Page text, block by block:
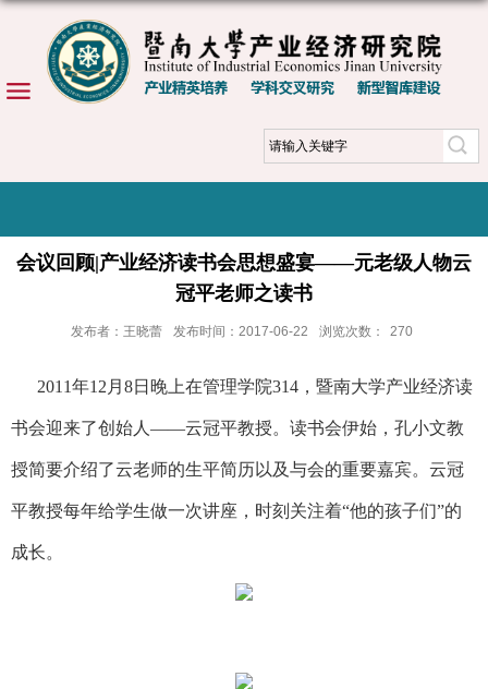
会议回顾|产业经济读书会思想盛宴——元老级人物云
冠平老师之读书
发布者：王晓蕾 发布时间：2017-06-22 浏览次数： 270
2011年12 月 8日 晚上在管理学院314 ，暨南大学产业经济读
书会迎来了创始人——云冠平教授。读书会伊始，孔小文教
授简要介绍了云老师的生平简历以及与会的重要嘉宾。云冠
平教授每年给学生做一次讲座，时刻关注着“他的孩子们”的
成长。